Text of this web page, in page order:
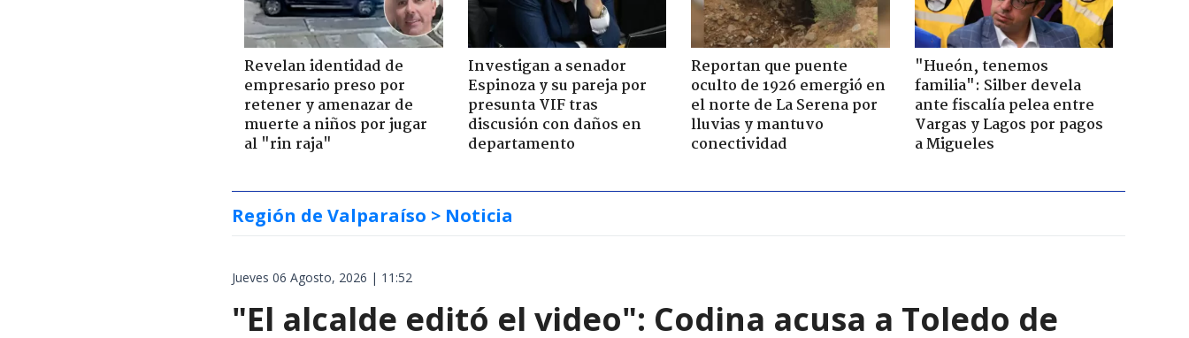
Revelan identidad de
empresario preso por
retener y amenazar de
muerte a niños por jugar
al "rin raja"
Investigan a senador
Espinoza y su pareja por
presunta VIF tras
discusión con daños en
departamento
Reportan que puente
oculto de 1926 emergió en
el norte de La Serena por
lluvias y mantuvo
conectividad
"Hueón, tenemos
familia": Silber devela
ante fiscalía pelea entre
Vargas y Lagos por pagos
a Migueles
Región de Valparaíso > Noticia
Jueves 06 Agosto, 2026 | 11:52
"El alcalde editó el video": Codina acusa a Toledo de